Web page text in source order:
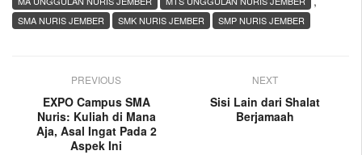
SMA NURIS JEMBER
SMK NURIS JEMBER SMP NURIS JEMBER
PREVIOUS
EXPO Campus SMA
Nuris: Kuliah di Mana
Aja, Asal Ingat Pada 2
Aspek Ini
NEXT
Sisi Lain dari Shalat
Berjamaah